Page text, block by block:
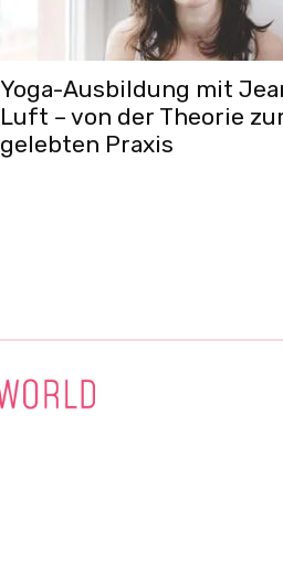
Yoga-Ausbildung mit
Luft – von der Theorie
gelebten Praxis